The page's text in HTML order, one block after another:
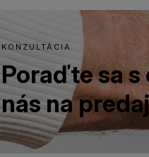
KONZULTÁCIA
Poraďte sa
nás na